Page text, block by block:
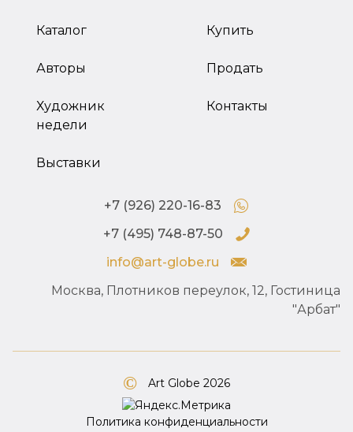
Каталог
Авторы
Художник
недели
Выставки
Купить
Продать
Контакты
+7 (926) 220-16-83
+7 (495) 748-87-50
info@art-globe.ru
Москва, Плотников переулок, 12, Гостиница
"Арбат"
Art Globe 2026
Политика конфиденциальности